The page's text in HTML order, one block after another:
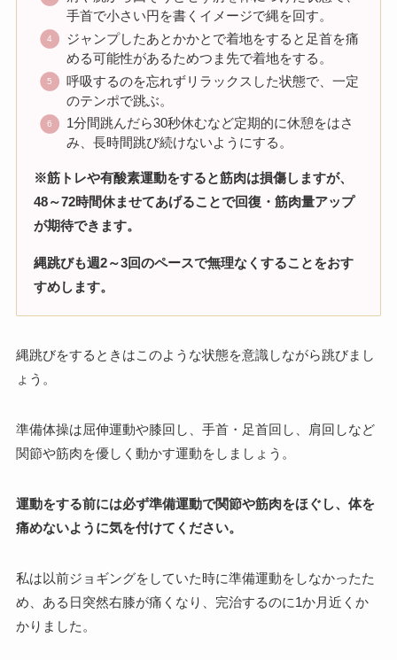
手首で小さい円を書くイメージで縄を回す。
ジャンプしたあとかかとで着地をすると足首を痛
める可能性があるためつま先で着地をする。
呼吸するのを忘れずリラックスした状態で、一定
のテンポで跳ぶ。
1分間跳んだら30秒休むなど定期的に休憩をはさ
み、長時間跳び続けないようにする。
※筋トレや有酸素運動をすると筋肉は損傷しますが、
48～72時間休ませてあげることで回復・筋肉量アップ
が期待できます。
縄跳びも週2～3回のペースで無理なくすることをおす
すめします。
縄跳びをするときはこのような状態を意識しながら跳びまし
ょう。
準備体操は屈伸運動や膝回し、手首・足首回し、肩回しなど
関節や筋肉を優しく動かす運動をしましょう。
運動をする前には必ず準備運動で関節や筋肉をほぐし、体を
痛めないように気を付けてください。
私は以前ジョギングをしていた時に準備運動をしなかったた
め、ある日突然右膝が痛くなり、完治するのに1か月近くか
かりました。